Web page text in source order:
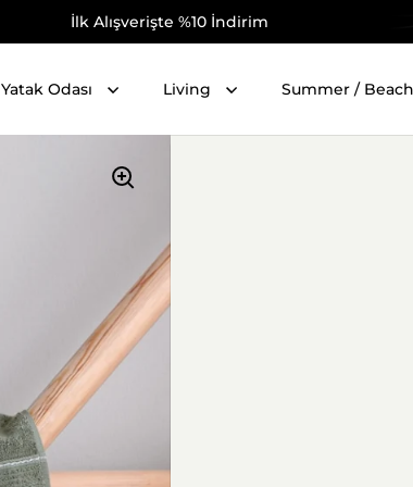
İlk Alışverişte %10 İndirim
Yatak Odası Living Summer / Beach